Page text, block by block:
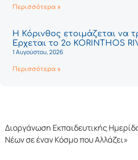
Περισσότερα »
Η Κόρινθος ετοιμάζεται να
Έρχεται το 2ο KORINTHOS
1 Αυγούστου, 2026
Περισσότερα »
Διοργάνωση Εκπαιδευτικής
Νέων σε έναν Κόσμο που Αλλάζει»